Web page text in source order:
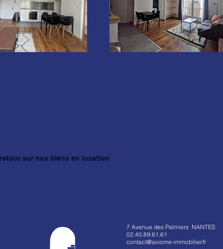
retour sur nos biens en location
7 Avenue des Palmiers NANTES
02.40.89.61.61
contact@axiome-immobilier.fr